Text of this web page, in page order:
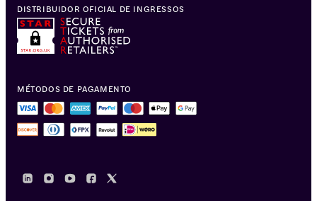
MÉTODOS DE PAGAMENTO
DISTRIBUIDOR OFICIAL DE INGRESSOS